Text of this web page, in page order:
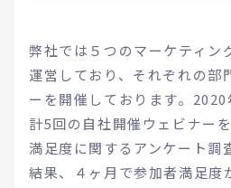
弊社では５つのマーケティン
運営しており、それぞれの部
ーを開催しております。
計5回の自社開催ウェビナー
満足度に関するアンケート調
結果、４ヶ月で参加者満足